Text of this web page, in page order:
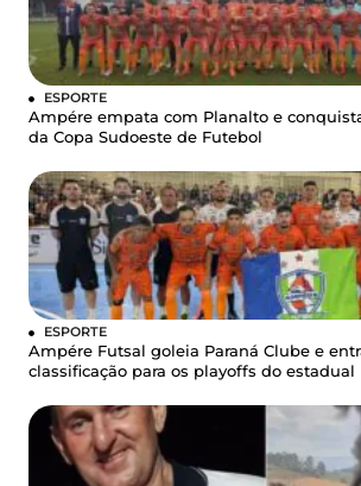
ESPORTE
Ampére empata com Planalto e
da Copa Sudoeste de Futebol
ESPORTE
Ampére Futsal goleia Paraná Clube e
classificação para os playoffs do estadual